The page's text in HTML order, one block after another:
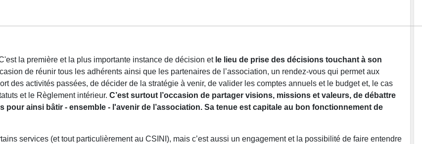
la première et la plus importante instance de décision et le lieu de prise des décisions touchant à son
de réunir tous les adhérents ainsi que les partenaires de l’association, un rendez-vous qui permet aux
des activités passées, de décider de la stratégie à venir, de valider les comptes annuels et le budget et, le cas
et le Règlement intérieur. C’est surtout l’occasion de partager visions, missions et valeurs, de débattre
ainsi bâtir - ensemble - l'avenir de l’association. Sa tenue est capitale au bon fonctionnement de
services (et tout particulièrement au CSINI), mais c’est aussi un engagement et la possibilité de faire entendre